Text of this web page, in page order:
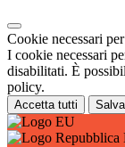
Cookie necessari
I cookie necessari
disabilitati. È
policy.
Accetta tutti